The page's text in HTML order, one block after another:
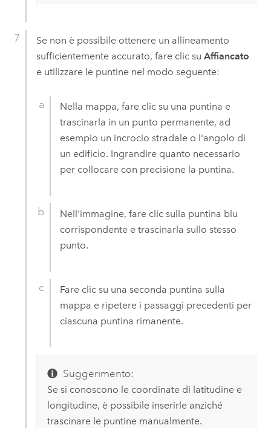
Se non è possibile ottenere un allineamento
sufficientemente accurato, fare clic su Affiancato
e utilizzare le puntine nel modo seguente:
Nella mappa, fare clic su una puntina e
trascinarla in un punto permanente, ad
esempio un incrocio stradale o l'angolo di
un edificio. Ingrandire quanto necessario
per collocare con precisione la puntina.
Nell'immagine, fare clic sulla puntina blu
corrispondente e trascinarla sullo stesso
punto.
Fare clic su una seconda puntina sulla
mappa e ripetere i passaggi precedenti per
ciascuna puntina rimanente.
Suggerimento:
Se si conoscono le coordinate di latitudine e
longitudine, è possibile inserirle anziché
trascinare le puntine manualmente.